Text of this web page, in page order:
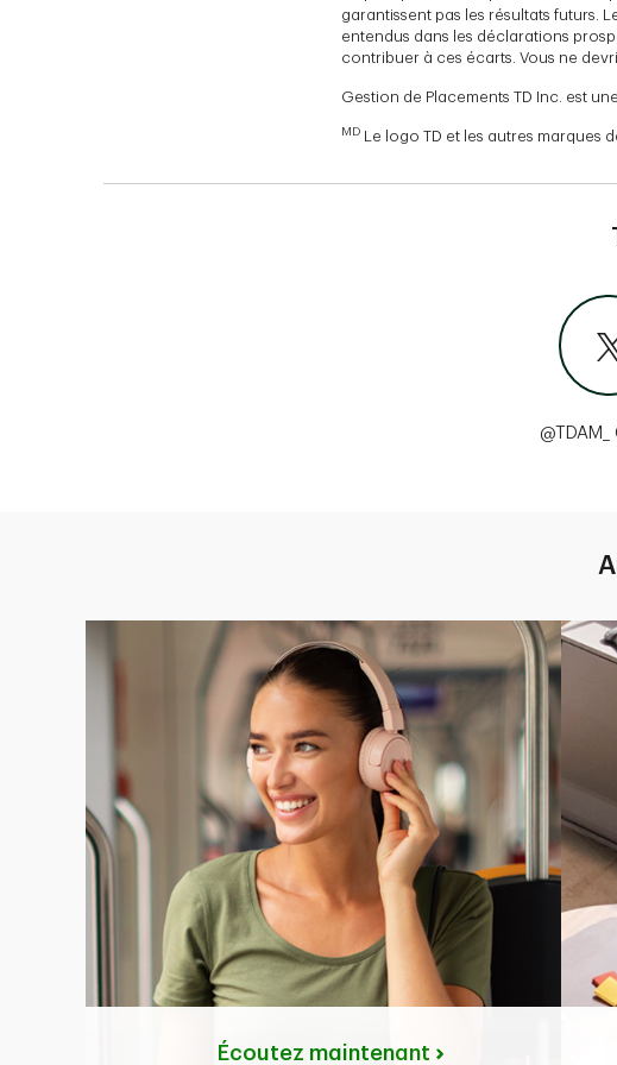
garantissent pas les résultats futurs.
entendus dans les déclarations
contribuer à ces écarts. Vous ne
Gestion de Placements TD Inc. est
MD Le logo TD et les autres marques
Écoutez maintenant